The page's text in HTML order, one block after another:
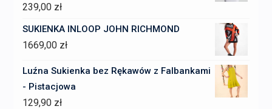
239,00 zł
SUKIENKA INLOOP JOHN RICHMOND
1669,00 zł
Luźna Sukienka bez Rękawów z Falbankami
- Pistacjowa
129,90 zł